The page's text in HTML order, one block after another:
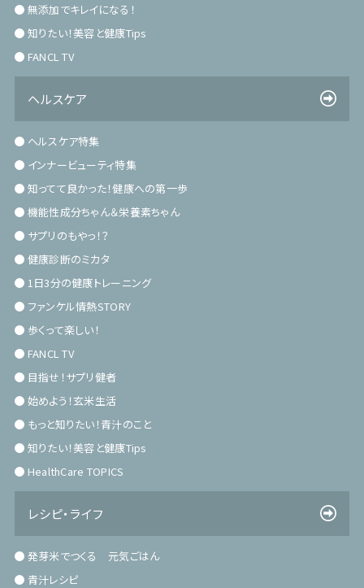
無添加でキレイになる！
知りたい！美容と健康Tips
FANCL TV
ヘルスケア
ヘルスケア特集
インナービューティ特集
知ってて良かった！健康への第一歩
機能性成分ちゃん＆栄養素ちゃん
サプリのもやっ！？
健康診断のミカタ
1日3分の健康トレーニング
ファンケル情熱STORY
歩くって楽しい！
FANCL TV
目指せ！サプリ健者
始めよう！玄米生活
もっと知りたい！青汁のこと
知りたい！美容と健康Tips
HealthCare TOPICS
レシピ・ライフ
発芽米でつくる 元気ごはん
青汁レシピ